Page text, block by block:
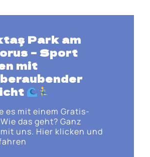
Park am
– Sport
mit
es mit einem Gratis-
das geht? Ganz
uns. Hier klicken und